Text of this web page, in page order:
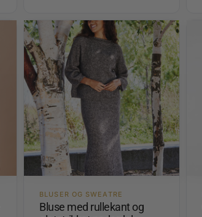
BLUSER OG SWEATRE
Bluse med rullekant og